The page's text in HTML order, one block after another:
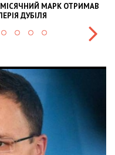
OLEKSII ABASOV: HOW
INTERNATIONAL INVESTMENTS